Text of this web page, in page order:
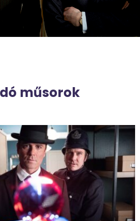
műsorok